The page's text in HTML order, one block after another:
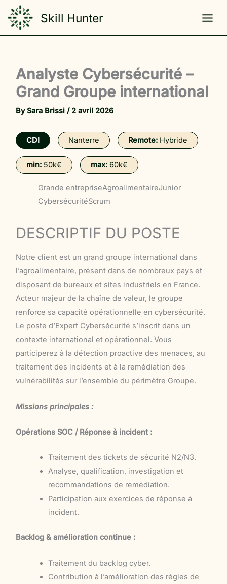
content
Skill Hunter
Analyste Cybersécurité –
Grand Groupe international
BySara Brissi/ 2 avril 2026
CDI Nanterre Remote:Hybride
min: 50k€ max:60k€
Grande entrepriseAgroalimentaireJunior
CybersécuritéScrum
DESCRIPTIF DU POSTE
Notre client est un grand groupe international dans
l’agroalimentaire, présent dans de nombreux pays et
disposant de bureaux et sites industriels en France.
Acteur majeur de la chaîne de valeur, le groupe
renforce sa capacité opérationnelle en cybersécurité.
Le poste d’Expert Cybersécurité s’inscrit dans un
contexte international et opérationnel. Vous
participerez à la détection proactive des menaces, au
traitement des incidents et à la remédiation des
vulnérabilités sur l’ensemble du périmètre Groupe.
Missions principales :
Opérations SOC / Réponse à incident :
Traitement des tickets de sécurité N2/N3.
Analyse, qualification, investigation et
recommandations de remédiation.
Participation aux exercices de réponse à
incident.
Backlog & amélioration continue :
Traitement du backlog cyber.
Contribution à l’amélioration des règles de